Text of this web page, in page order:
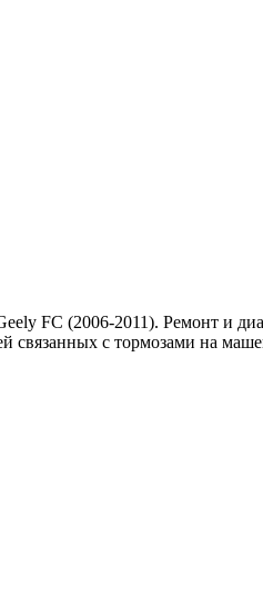
FC (2006-2011). Ремонт и
связанных с тормозами на